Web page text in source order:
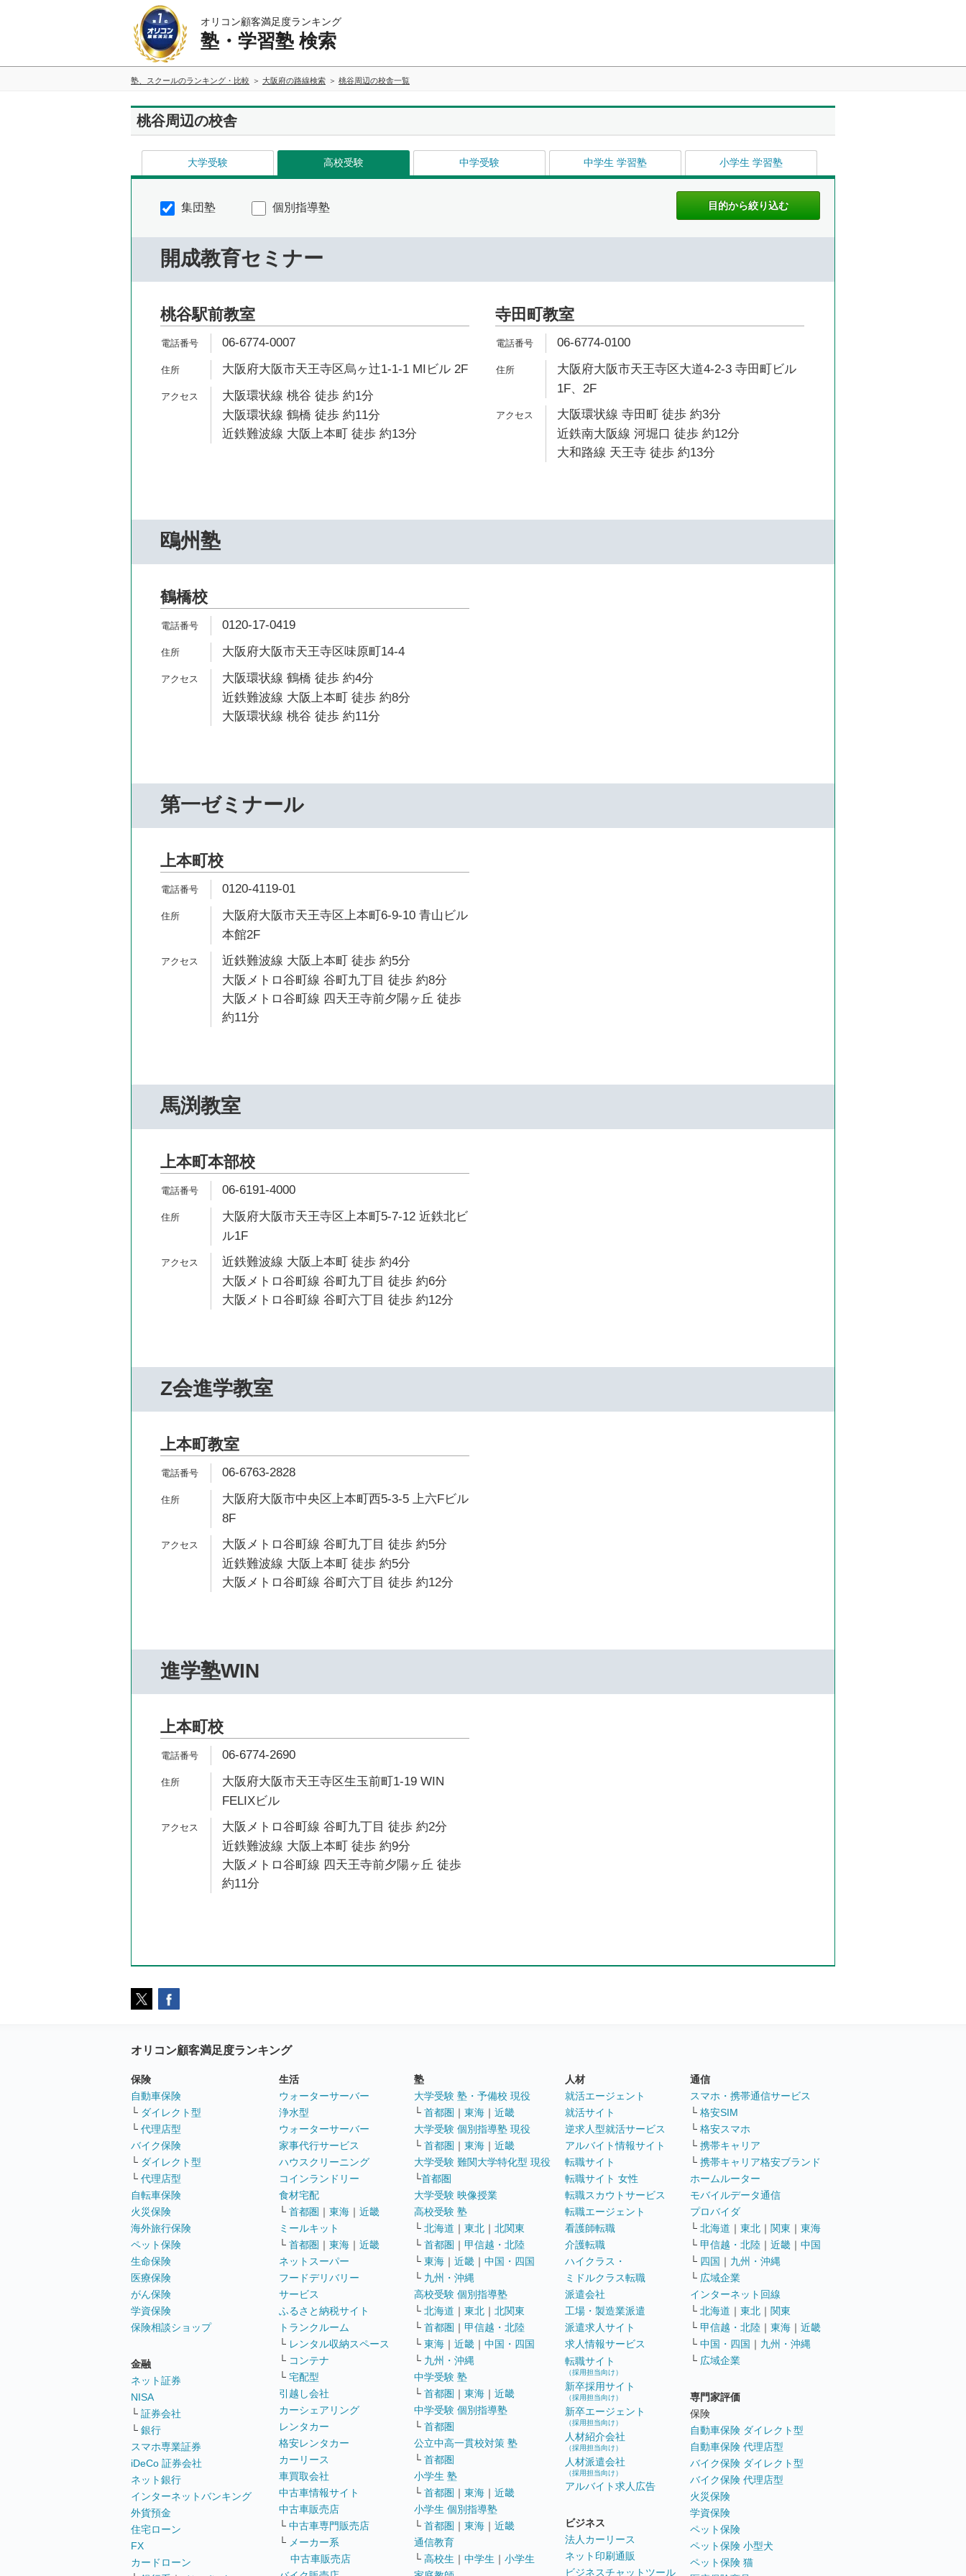
オリコン顧客満足度ランキング
塾・学習塾 検索
塾、スクールのランキング・比較 大阪府の路線検索 桃谷周辺の校舎一覧
桃谷周辺の校舎
大学受験 高校受験 中学受験 中学生 学習塾 小学生 学習塾
集団塾 個別指導塾
開成教育セミナー
桃谷駅前教室
06-6774-0007
大阪府大阪市天王寺区烏ヶ辻1-1-1 MIビル 2F
大阪環状線 桃谷 徒歩 約1分
大阪環状線 鶴橋 徒歩 約11分
近鉄難波線 大阪上本町 徒歩 約13分
寺田町教室
06-6774-0100
大阪府大阪市天王寺区大道4-2-3 寺田町ビル
1F、2F
大阪環状線 寺田町 徒歩 約3分
近鉄南大阪線 河堀口 徒歩 約12分
大和路線 天王寺 徒歩 約13分
鴎州塾
鶴橋校
0120-17-0419
大阪府大阪市天王寺区味原町14-4
大阪環状線 鶴橋 徒歩 約4分
近鉄難波線 大阪上本町 徒歩 約8分
大阪環状線 桃谷 徒歩 約11分
第一ゼミナール
上本町校
0120-4119-01
大阪府大阪市天王寺区上本町6-9-10 青山ビル
本館2F
近鉄難波線 大阪上本町 徒歩 約5分
大阪メトロ谷町線 谷町九丁目 徒歩 約8分
大阪メトロ谷町線 四天王寺前夕陽ヶ丘 徒歩
約11分
馬渕教室
上本町本部校
06-6191-4000
大阪府大阪市天王寺区上本町5-7-12 近鉄北ビ
ル1F
近鉄難波線 大阪上本町 徒歩 約4分
大阪メトロ谷町線 谷町九丁目 徒歩 約6分
大阪メトロ谷町線 谷町六丁目 徒歩 約12分
Z会進学教室
上本町教室
06-6763-2828
大阪府大阪市中央区上本町西5-3-5 上六Fビル
8F
大阪メトロ谷町線 谷町九丁目 徒歩 約5分
近鉄難波線 大阪上本町 徒歩 約5分
大阪メトロ谷町線 谷町六丁目 徒歩 約12分
進学塾WIN
上本町校
06-6774-2690
大阪府大阪市天王寺区生玉前町1-19 WIN
FELIXビル
大阪メトロ谷町線 谷町九丁目 徒歩 約2分
近鉄難波線 大阪上本町 徒歩 約9分
大阪メトロ谷町線 四天王寺前夕陽ヶ丘 徒歩
約11分
オリコン顧客満足度ランキング
保険
自動車保険
└ ダイレクト型
└ 代理店型
バイク保険
└ ダイレクト型
└ 代理店型
自転車保険
火災保険
海外旅行保険
ペット保険
生命保険
医療保険
がん保険
学資保険
保険相談ショップ
金融
ネット証券
NISA
└ 証券会社
└ 銀行
スマホ専業証券
iDeCo 証券会社
ネット銀行
インターネットバンキング
外貨預金
住宅ローン
FX
カードローン
生活
ウォーターサーバー
浄水型
ウォーターサーバー
家事代行サービス
ハウスクリーニング
コインランドリー
食材宅配
└ 首都圏 ｜ 東海 ｜ 近畿
ミールキット
└ 首都圏 ｜ 東海 ｜ 近畿
ネットスーパー
フードデリバリー
サービス
ふるさと納税サイト
トランクルーム
└ レンタル収納スペース
└ コンテナ
└ 宅配型
引越し会社
カーシェアリング
レンタカー
格安レンタカー
カーリース
車買取会社
中古車情報サイト
中古車販売店
└ 中古車専門販売店
└ メーカー系
中古車販売店
塾
大学受験 塾・予備校 現役
└ 首都圏 ｜ 東海 ｜ 近畿
大学受験 個別指導塾 現役
└ 首都圏 ｜ 東海 ｜ 近畿
大学受験 難関大学特化型 現役
└首都圏
大学受験 映像授業
高校受験 塾
└ 北海道 ｜ 東北 ｜ 北関東
└ 首都圏 ｜ 甲信越・北陸
└ 東海 ｜ 近畿 ｜ 中国・四国
└ 九州・沖縄
高校受験 個別指導塾
└ 北海道 ｜ 東北 ｜ 北関東
└ 首都圏 ｜ 甲信越・北陸
└ 東海 ｜ 近畿 ｜ 中国・四国
└ 九州・沖縄
中学受験 塾
└ 首都圏 ｜ 東海 ｜ 近畿
中学受験 個別指導塾
└ 首都圏
公立中高一貫校対策 塾
└ 首都圏
小学生 塾
└ 首都圏 ｜ 東海 ｜ 近畿
小学生 個別指導塾
└ 首都圏 ｜ 東海 ｜ 近畿
通信教育
└ 高校生 ｜ 中学生 ｜ 小学生
人材
就活エージェント
就活サイト
逆求人型就活サービス
アルバイト情報サイト
転職サイト
転職サイト 女性
転職スカウトサービス
転職エージェント
看護師転職
介護転職
ハイクラス・
ミドルクラス転職
派遣会社
工場・製造業派遣
派遣求人サイト
求人情報サービス
転職サイト
（採用担当向け）
新卒採用サイト
（採用担当向け）
新卒エージェント
（採用担当向け）
人材紹介会社
（採用担当向け）
人材派遣会社
（採用担当向け）
アルバイト求人広告
ビジネス
法人カーリース
ネット印刷通販
ビジネスチャットツール
通信
スマホ・携帯通信サービス
└ 格安SIM
└ 格安スマホ
└ 携帯キャリア
└ 携帯キャリア格安ブランド
ホームルーター
モバイルデータ通信
プロバイダ
└ 北海道 ｜ 東北 ｜ 関東 ｜ 東海
└ 甲信越・北陸 ｜ 近畿 ｜ 中国
└ 四国 ｜ 九州・沖縄
└ 広域企業
インターネット回線
└ 北海道 ｜ 東北 ｜ 関東
└ 甲信越・北陸 ｜ 東海 ｜ 近畿
└ 中国・四国 ｜ 九州・沖縄
└ 広域企業
専門家評価
保険
自動車保険 ダイレクト型
自動車保険 代理店型
バイク保険 ダイレクト型
バイク保険 代理店型
火災保険
学資保険
ペット保険
ペット保険 小型犬
ペット保険 猫